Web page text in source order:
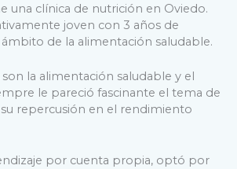
una clínica de nutrición en Oviedo.
joven con 3 años de
de la alimentación saludable.
son la alimentación saludable y el
le pareció fascinante el tema de
repercusión en el rendimiento
por cuenta propia, optó por